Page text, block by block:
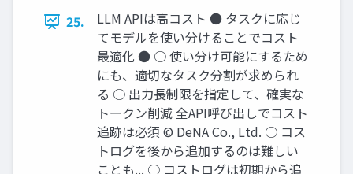
25.
LLM APIは高コスト ● タスクに応じ
てモデルを使い分けることでコスト
最適化 ● ○ 使い分け可能にするため
にも、適切なタスク分割が求められ
る ○ 出力長制限を指定して、確実な
トークン削減 全API呼び出しでコスト
追跡は必須 © DeNA Co., Ltd. ○ コス
トログを後から追加するのは難しい
ことも... ○ コストログは初期から追